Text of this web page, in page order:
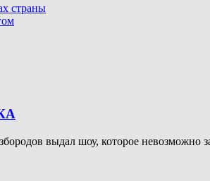
страны
выдал шоу, которое невозможно